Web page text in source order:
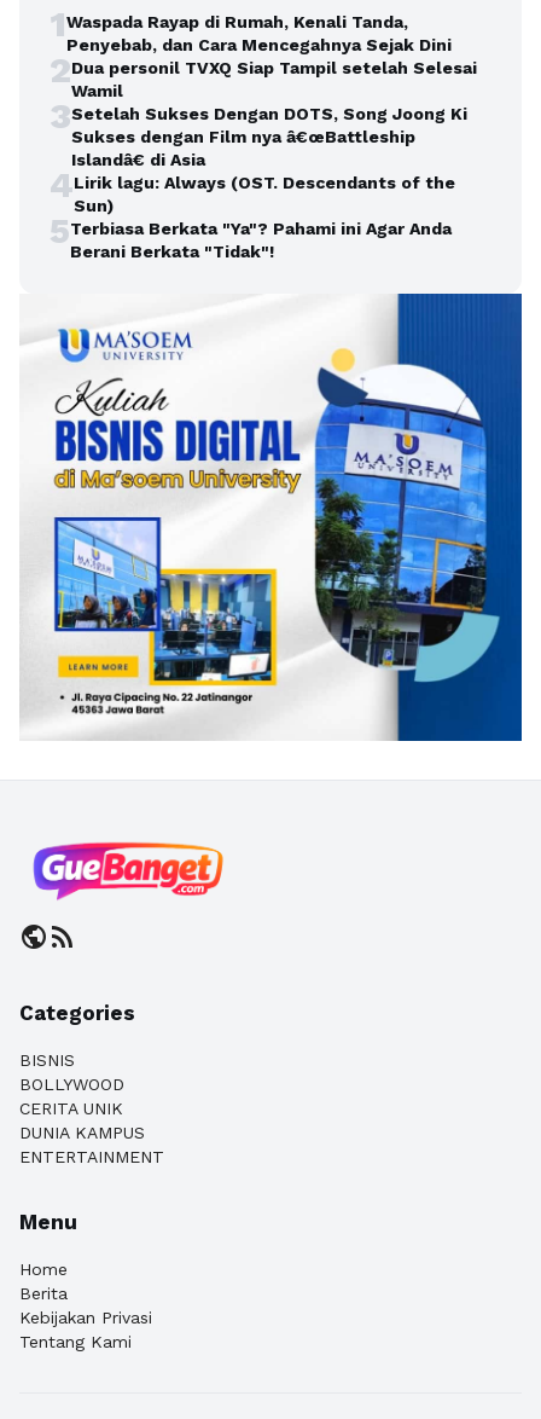
1Waspada Rayap di Rumah, Kenali Tanda,
Penyebab, dan Cara Mencegahnya Sejak Dini
2Dua personil TVXQ Siap Tampil setelah Selesai
Wamil
3Setelah Sukses Dengan DOTS, Song Joong Ki
Sukses dengan Film nya â€œBattleship
Islandâ€ di Asia
4Lirik lagu: Always (OST. Descendants of the
Sun)
5Terbiasa Berkata "Ya"? Pahami ini Agar Anda
Berani Berkata "Tidak"!
publicrss_feed
Categories
BISNIS
BOLLYWOOD
CERITA UNIK
DUNIA KAMPUS
ENTERTAINMENT
Menu
Home
Berita
Kebijakan Privasi
Tentang Kami